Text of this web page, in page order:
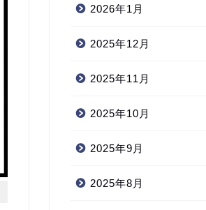
2026年1月
2025年12月
2025年11月
2025年10月
2025年9月
2025年8月